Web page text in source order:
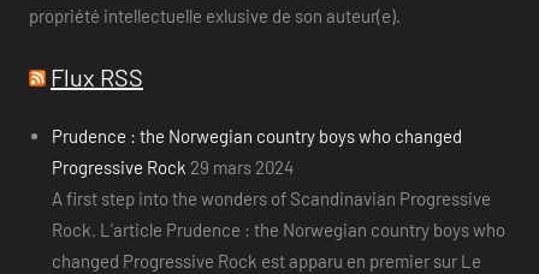
propriété intellectuelle exlusive de son auteur(e).
Flux RSS
Prudence : the Norwegian country boys who changed
Progressive Rock 29 mars 2024
A first step into the wonders of Scandinavian Progressive
Rock. L’article Prudence : the Norwegian country boys who
changed Progressive Rock est apparu en premier sur Le